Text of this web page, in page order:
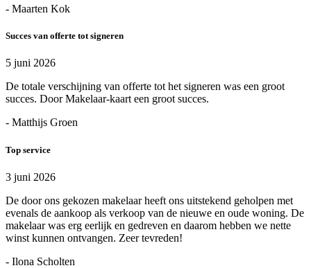
- Maarten Kok
Succes van offerte tot signeren
5 juni 2026
De totale verschijning van offerte tot het signeren was een groot
succes. Door Makelaar-kaart een groot succes.
- Matthijs Groen
Top service
3 juni 2026
De door ons gekozen makelaar heeft ons uitstekend geholpen met
evenals de aankoop als verkoop van de nieuwe en oude woning. De
makelaar was erg eerlijk en gedreven en daarom hebben we nette
winst kunnen ontvangen. Zeer tevreden!
- Ilona Scholten